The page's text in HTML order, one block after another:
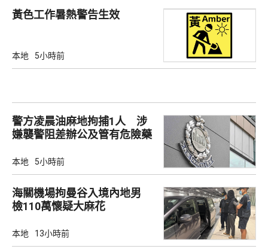
黃色工作暑熱警告生效
本地 5小時前
警方凌晨油麻地拘捕1人 涉
嫌襲警阻差辦公及管有危險藥
本地 5小時前
海關機場拘曼谷入境內地男
檢110萬懷疑大麻花
本地 13小時前